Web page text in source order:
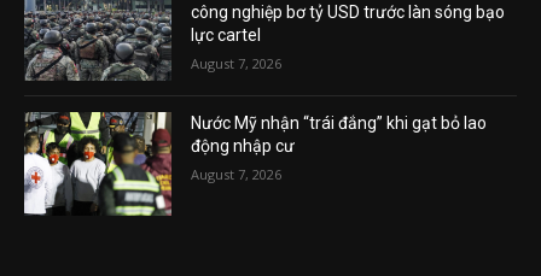
công nghiệp bơ tỷ USD trước làn sóng bạo
lực cartel
August 7, 2026
Nước Mỹ nhận “trái đắng” khi gạt bỏ lao
động nhập cư
August 7, 2026